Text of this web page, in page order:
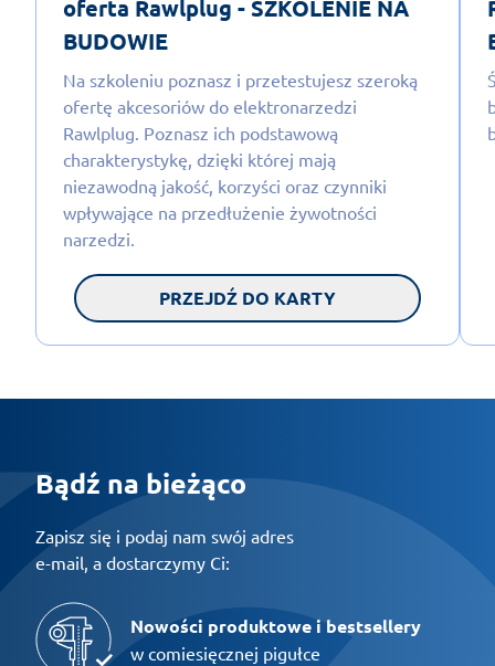
oferta Rawlplug - SZKOLENIE NA
BUDOWIE
Na szkoleniu poznasz i przetestujesz szeroką
ofertę akcesoriów do elektronarzedzi
Rawlplug. Poznasz ich podstawową
charakterystykę, dzięki której mają
niezawodną jakość, korzyści oraz czynniki
wpływające na przedłużenie żywotności
narzedzi.
PRZEJDŹ DO KARTY
Bądź na bieżąco
Zapisz się i podaj nam swój adres
e-mail, a dostarczymy Ci:
Nowości produktowe i bestsellery
w comiesięcznej pigułce